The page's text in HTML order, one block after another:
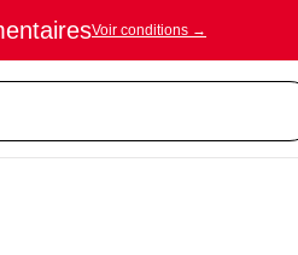
Voir conditions →